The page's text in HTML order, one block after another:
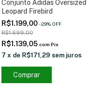
Conjunto Adidas Oversized
Leopard Firebird
R$1.199,00 -29% OFF
R$1.699,00
R$1.139,05 com Pix
7 x de R$171,29 sem juros
Comprar